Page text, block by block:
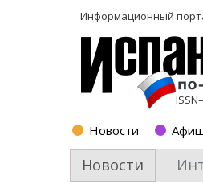
Информационный
Новости
Новости